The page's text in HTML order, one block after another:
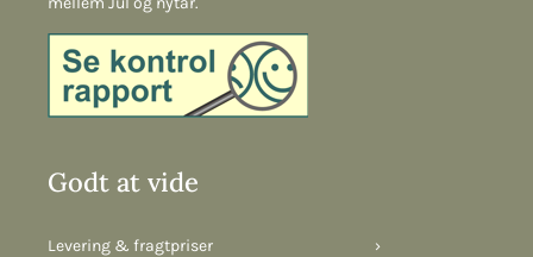
Godt at vide
Levering & fragtpriser ›